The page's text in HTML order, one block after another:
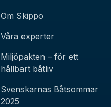
Om Skippo
Våra experter
Miljöpakten – för ett
hållbart båtliv
Svenskarnas Båtsommar
2025